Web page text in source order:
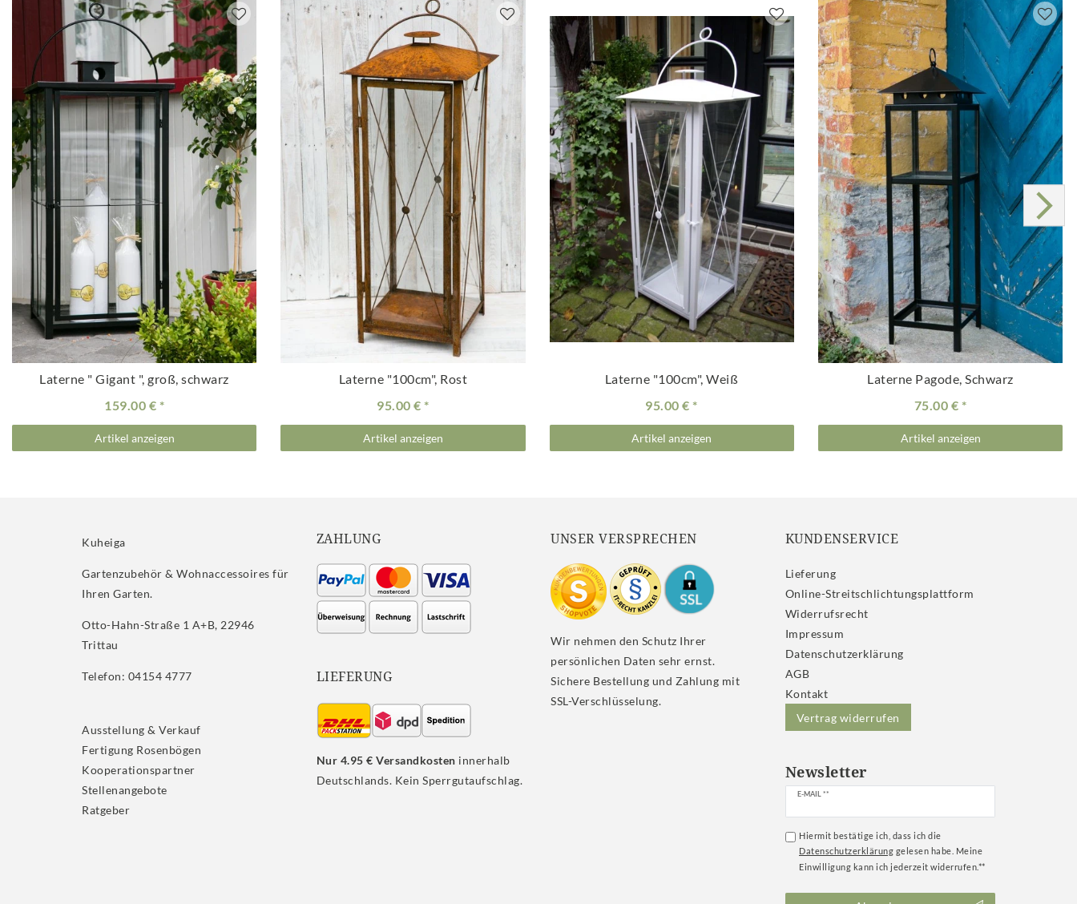
Laterne " Gigant ", groß, schwarz
159.00 €
Artikel anzeigen
Laterne "100cm", Rost
95.00 €
Artikel anzeigen
Laterne "100cm", Weiß
95.00 €
Artikel anzeigen
Laterne Pagode, Schwarz
75.00 €
Artikel anzeigen
Kuheiga
Gartenzubehör & Wohnaccessoires für
Ihren Garten.
Otto-Hahn-Straße 1 A+B, 22946
Trittau
Telefon: 04154 4777
Ausstellung & Verkauf
Fertigung Rosenbögen
Kooperationspartner
Stellenangebote
Ratgeber
ZAHLUNG
LIEFERUNG
Nur 4.95 € Versandkosten innerhalb
Deutschlands. Kein Sperrgutaufschlag.
UNSER VERSPRECHEN
Wir nehmen den Schutz Ihrer
persönlichen Daten sehr ernst.
Sichere Bestellung und Zahlung mit
SSL-Verschlüsselung.
KUNDENSERVICE
Lieferung
Online-Streitschlichtungsplattform
Widerrufs­recht
Impressum
Daten­schutz­erklärung
AGB
Kontakt
Vertrag widerrufen
Newsletter
E-MAIL **
Newsletter
Honig
Hiermit bestätige ich, dass ich die
Daten­schutz­erklärung gelesen habe. Meine
Einwilligung kann ich jederzeit widerrufen.**